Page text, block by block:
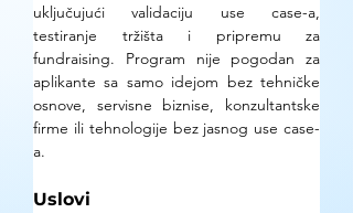
uključujući validaciju use case-a,
testiranje tržišta i pripremu za
fundraising. Program nije pogodan za
aplikante sa samo idejom bez tehničke
osnove, servisne biznise, konzultantske
firme ili tehnologije bez jasnog use case-
a.
Uslovi